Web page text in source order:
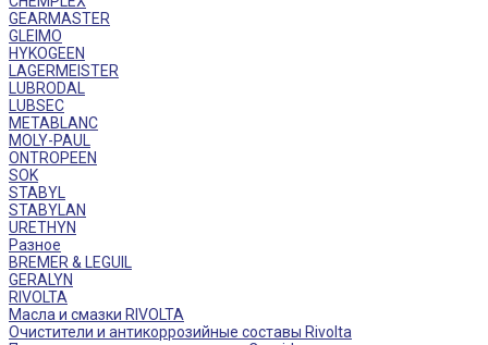
GEARMASTER
GLEIMO
HYKOGEEN
LAGERMEISTER
LUBRODAL
LUBSEC
METABLANC
MOLY-PAUL
ONTROPEEN
SOK
STABYL
STABYLAN
URETHYN
Разное
BREMER & LEGUIL
GERALYN
RIVOLTA
Масла и смазки RIVOLTA
Очистители и антикоррозийные составы Rivolta